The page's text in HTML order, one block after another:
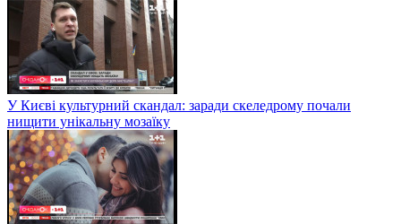
У Києві культурний скандал: заради скеледрому почали
нищити унікальну мозаїку